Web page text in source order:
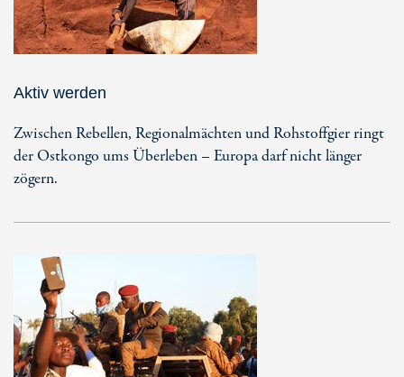
Aktiv werden
Zwischen Rebellen, Regionalmächten und Rohstoffgier ringt
der Ostkongo ums Überleben – Europa darf nicht länger
zögern.